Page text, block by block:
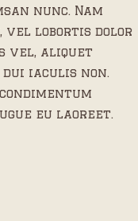
nunc. Nam
vel lobortis dolor
vel, aliquet
iaculis non.
eu laoreet.